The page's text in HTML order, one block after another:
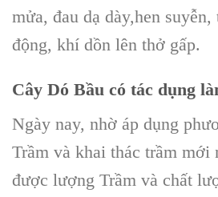
mửa, đau dạ dày,hen
động, khí dồn lên thở gấp.
Cây Dó Bầu có tác dụng
Ngày nay, nhờ áp dụng
Trầm và khai thác trầm mới
được lượng Trầm và chất